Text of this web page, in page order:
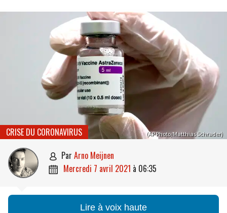
(AP Photo/Matthias Schrader)
CRISE DU CORONAVIRUS
 par Arno Meijnen
 mercredi 7 avril 2021 à 06:35
Lire à voix haute